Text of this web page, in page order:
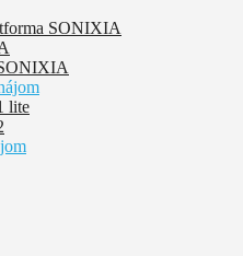
SONIXIA
lite